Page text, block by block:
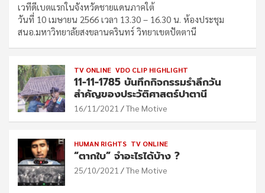
เวทีดีเบตแรกในจังหวัดชายแดนภาคใต้
วันที่ 10 เมษายน 2566 เวลา 13.30 – 16.30 น. ห้องประชุม
สนอ.มหาวิทยาลัยสงขลานครินทร์ วิทยาเขตปัตตานี
TV ONLINE VDO CLIP HIGHLIGHT
11-11-1785 บันทึกกิจกรรมรำลึกวัน
สำคัญของประวัติศาสตร์ปาตานี
16/11/2021 The Motive
HUMAN RIGHTS TV ONLINE
“ตากใบ” จำอะไรได้บ้าง ?
25/10/2021 The Motive